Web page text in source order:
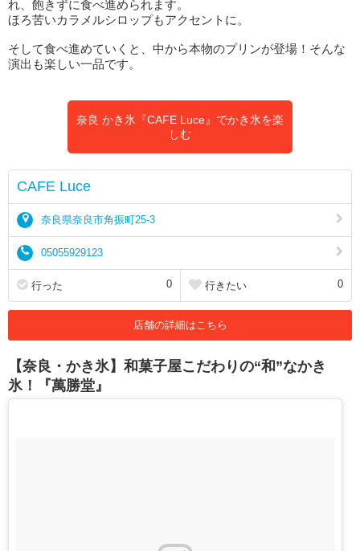
れ、飽きずに食べ進められます。
ほろ苦いカラメルシロップもアクセントに。
そして食べ進めていくと、中から本物のプリンが登場！そんな
演出も楽しい一品です。
奈良 かき氷『CAFE Luce』でかき氷を楽
しむ
CAFE Luce
奈良県奈良市角振町25-3
05055929123
行った 0 行きたい 0
店舗の詳細はこちら
【奈良・かき氷】和菓子屋こだわりの“和”なかき
氷！『萬勝堂』